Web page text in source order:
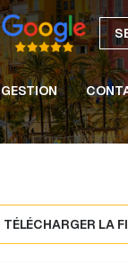
GESTION
TÉLÉCHARGER LA